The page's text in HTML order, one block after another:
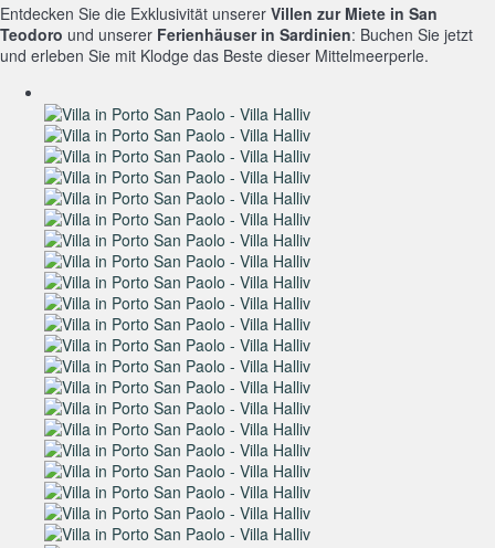
Entdecken Sie die Exklusivität unserer Villen zur Miete in San
Teodoro und unserer Ferienhäuser in Sardinien: Buchen Sie jetzt
und erleben Sie mit Klodge das Beste dieser Mittelmeerperle.